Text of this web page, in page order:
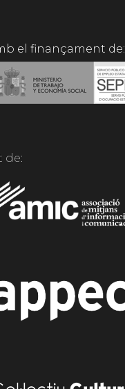
el finançament de:
de: